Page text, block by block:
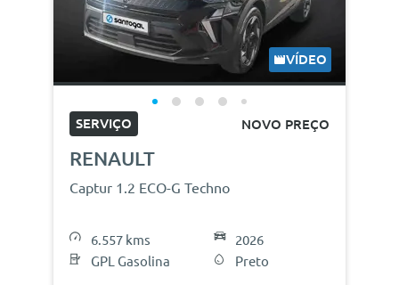
VÍDEO
SERVIÇO NOVO PREÇO
RENAULT
Captur 1.2 ECO-G Techno
6.557 kms
GPL Gasolina
2026
Preto